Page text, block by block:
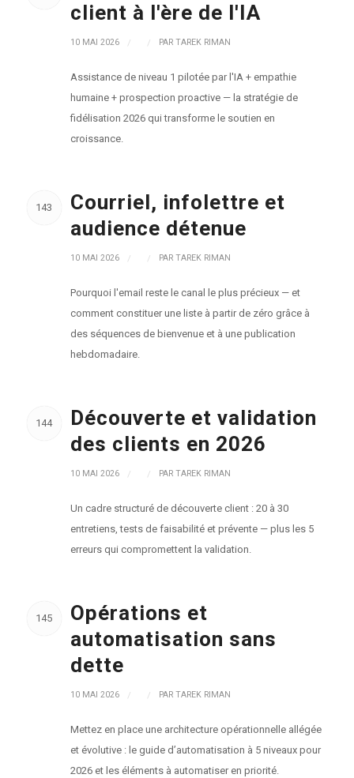
client à l'ère de l'IA
10 MAI 2026 / / PAR TAREK RIMAN
Assistance de niveau 1 pilotée par l'IA + empathie
humaine + prospection proactive — la stratégie de
fidélisation 2026 qui transforme le soutien en
croissance.
143
Courriel, infolettre et
audience détenue
10 MAI 2026 / / PAR TAREK RIMAN
Pourquoi l'email reste le canal le plus précieux — et
comment constituer une liste à partir de zéro grâce à
des séquences de bienvenue et à une publication
hebdomadaire.
144
Découverte et validation
des clients en 2026
10 MAI 2026 / / PAR TAREK RIMAN
Un cadre structuré de découverte client : 20 à 30
entretiens, tests de faisabilité et prévente — plus les 5
erreurs qui compromettent la validation.
145
Opérations et
automatisation sans
dette
10 MAI 2026 / / PAR TAREK RIMAN
Mettez en place une architecture opérationnelle allégée
et évolutive : le guide d’automatisation à 5 niveaux pour
2026 et les éléments à automatiser en priorité.